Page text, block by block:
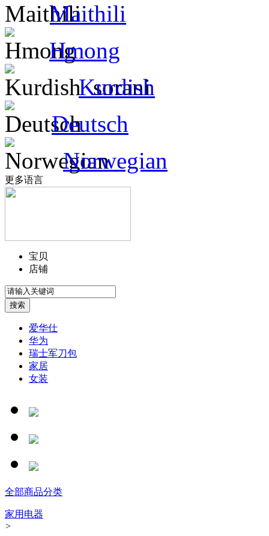
Maithili
Hmong
Kurdish
Deutsch
Norwegian
更多语言
宝贝
店铺
爱华仕
华为
瑞士军刀包
家居
女装
全部商品分类
家用电器
>